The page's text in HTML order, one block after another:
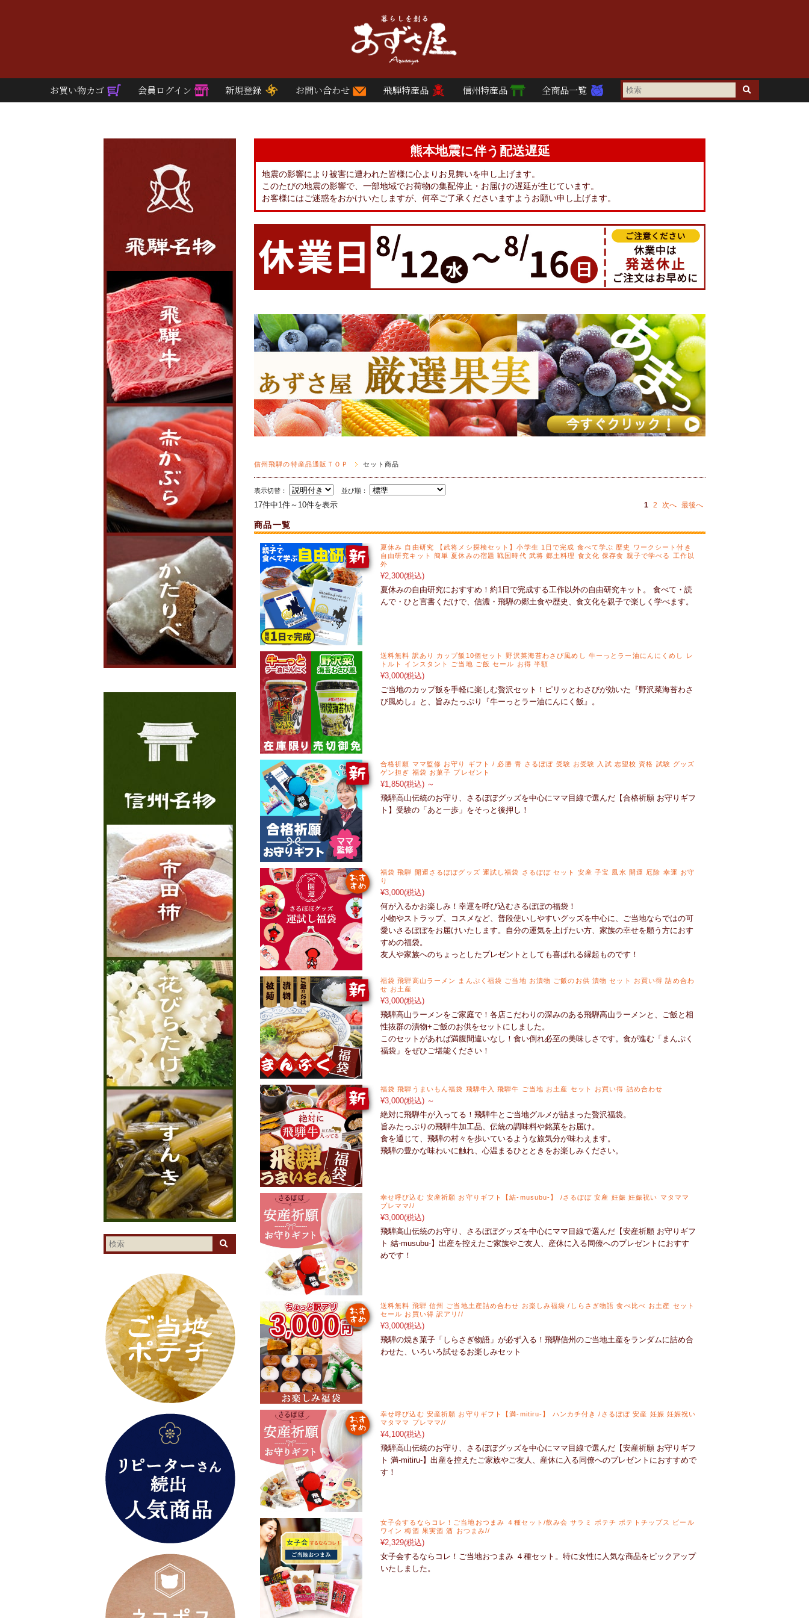
お買い物カゴ 会員ログイン 新規登録 お問い合わせ 飛騨特産品 信州特産品 全商品一覧
熊本地震に伴う配送遅延
地震の影響により被害に遭われた皆様に心よりお見舞いを申し上げます。
このたびの地震の影響で、一部地域でお荷物の集配停止・お届けの遅延が生じています。
お客様にはご迷惑をおかけいたしますが、何卒ご了承くださいますようお願い申し上げます。
信州飛騨の特産品通販ＴＯＰ セット商品
表示切替： 並び順：
17件中1件～10件を表示 1 2 次へ 最後へ
商品一覧
夏休み 自由研究 【武将メシ探検セット】小学生 1日で完成 食べて学ぶ 歴史 ワークシート付き
自由研究キット 簡単 夏休みの宿題 戦国時代 武将 郷土料理 食文化 保存食 親子で学べる 工作以
外
¥2,300(税込)
夏休みの自由研究におすすめ！約1日で完成する工作以外の自由研究キット。 食べて・読
んで・ひと言書くだけで、信濃・飛騨の郷土食や歴史、食文化を親子で楽しく学べます。
送料無料 訳あり カップ飯10個セット 野沢菜海苔わさび風めし 牛ーっとラー油にんにくめし レ
トルト インスタント ご当地 ご飯 セール お得 半額
¥3,000(税込)
ご当地のカップ飯を手軽に楽しむ贅沢セット！ピリッとわさびが効いた『野沢菜海苔わさ
び風めし』と、旨みたっぷり『牛ーっとラー油にんにく飯』。
合格祈願 ママ監修 お守り ギフト / 必勝 青 さるぼぼ 受験 お受験 入試 志望校 資格 試験 グッズ
ゲン担ぎ 福袋 お菓子 プレゼント
¥1,850(税込) ～
飛騨高山伝統のお守り、さるぼぼグッズを中心にママ目線で選んだ【合格祈願 お守りギフ
ト】受験の「あと一歩」をそっと後押し！
福袋 飛騨 開運さるぼぼグッズ 運試し福袋 さるぼぼ セット 安産 子宝 風水 開運 厄除 幸運 お守
り
¥3,000(税込)
何が入るかお楽しみ！幸運を呼び込むさるぼぼの福袋！
小物やストラップ、コスメなど、普段使いしやすいグッズを中心に、ご当地ならではの可
愛いさるぼぼをお届けいたします。自分の運気を上げたい方、家族の幸せを願う方におす
すめの福袋。
友人や家族へのちょっとしたプレゼントとしても喜ばれる縁起ものです！
福袋 飛騨高山ラーメン まんぷく福袋 ご当地 お漬物 ご飯のお供 漬物 セット お買い得 詰め合わ
せ お土産
¥3,000(税込)
飛騨高山ラーメンをご家庭で！各店こだわりの深みのある飛騨高山ラーメンと、ご飯と相
性抜群の漬物+ご飯のお供をセットにしました。
このセットがあれば満腹間違いなし！食い倒れ必至の美味しさです。食が進む「まんぷく
福袋」をぜひご堪能ください！
福袋 飛騨うまいもん福袋 飛騨牛入 飛騨牛 ご当地 お土産 セット お買い得 詰め合わせ
¥3,000(税込) ～
絶対に飛騨牛が入ってる！飛騨牛とご当地グルメが詰まった贅沢福袋。
旨みたっぷりの飛騨牛加工品、伝統の調味料や銘菓をお届け。
食を通じて、飛騨の村々を歩いているような旅気分が味わえます。
飛騨の豊かな味わいに触れ、心温まるひとときをお楽しみください。
幸せ呼び込む 安産祈願 お守りギフト【結-musubu-】 /さるぼぼ 安産 妊娠 妊娠祝い マタママ
プレママ//
¥3,000(税込)
飛騨高山伝統のお守り、さるぼぼグッズを中心にママ目線で選んだ【安産祈願 お守りギフ
ト 結-musubu-】出産を控えたご家族やご友人、産休に入る同僚へのプレゼントにおすす
めです！
送料無料 飛騨 信州 ご当地土産詰め合わせ お楽しみ福袋 /しらさぎ物語 食べ比べ お土産 セット
セール お買い得 訳アリ//
¥3,000(税込)
飛騨の焼き菓子「しらさぎ物語」が必ず入る！飛騨信州のご当地土産をランダムに詰め合
わせた、いろいろ試せるお楽しみセット
幸せ呼び込む 安産祈願 お守りギフト【満-mitiru-】 ハンカチ付き /さるぼぼ 安産 妊娠 妊娠祝い
マタママ プレママ//
¥4,100(税込)
飛騨高山伝統のお守り、さるぼぼグッズを中心にママ目線で選んだ【安産祈願 お守りギフ
ト 満-mitiru-】出産を控えたご家族やご友人、産休に入る同僚へのプレゼントにおすすめで
す！
女子会するならコレ！ご当地おつまみ ４種セット/飲み会 サラミ ポテチ ポテトチップス ビール
ワイン 梅酒 果実酒 酒 おつまみ//
¥2,329(税込)
女子会するならコレ！ご当地おつまみ ４種セット。特に女性に人気な商品をピックアップ
いたしました。